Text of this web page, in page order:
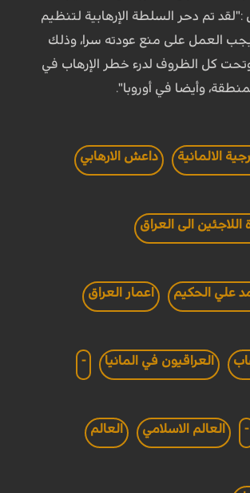
تم دحر السلطة الإرهابية لتنظيم
العمل على منع عودته سرا، وذلك
كل الظروف لدرء خطر الإرهاب في
وأيضا في أوروبا".
الالمانية داعش الارهابي
اللاجئين الى العراق
علي الحكيم اعمار العراق
العراقيون في المانيا -
- العالم الاسلامي العالم